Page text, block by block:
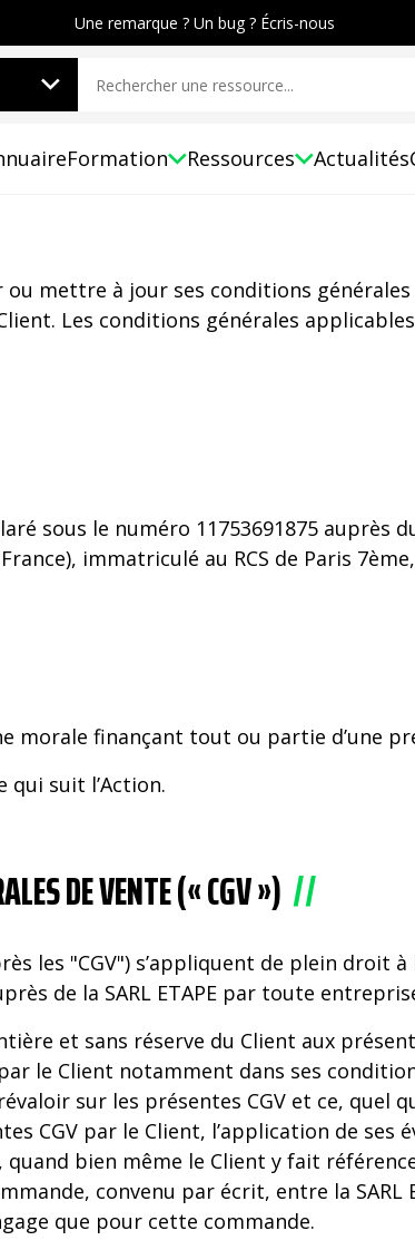
Une remarque ? Un bug ? Écris-nous
Formation Ressources Actualités
ou mettre à jour ses conditions
Les conditions générales
sous le numéro 11753691875 auprès
immatriculé au RCS de Paris 7ème,
morale finançant tout ou partie d’une
qui suit l’Action.
DE VENTE (« CGV »)
les "CGV") s’appliquent de plein droit
de la SARL ETAPE par toute
et sans réserve du Client aux
le Client notamment dans ses
sur les présentes CGV et ce,
CGV par le Client, l’application de ses
bien même le Client y fait
convenu par écrit, entre la
que pour cette commande.